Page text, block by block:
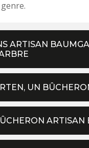
genre.
ARTISAN
UN
ARTISAN